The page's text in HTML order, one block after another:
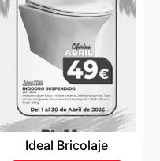
Ideal Bricolaje